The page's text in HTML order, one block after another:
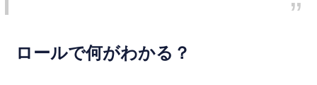
ロールで何がわかる？